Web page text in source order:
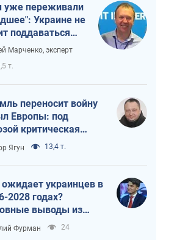
переживали
Украине не
поддаваться
из-за
Марченко, эксперт
т.
переносит войну
Европы: под
критическая
Ягун 13,4 т.
ожидает украинцев в
2028 годах?
выводы из
прогнозов от НБУ
Фурман 24